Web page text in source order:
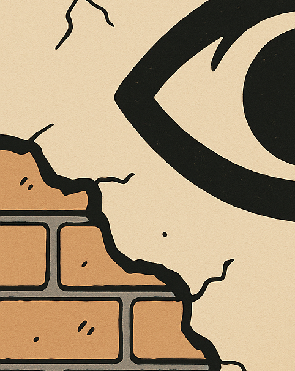
È MORTO MELO FRENI, VIVONO LE
Antonio Marino 4 Agosto 2026
Cultura e Società
A casa Freni, a pochi passi dal lungomare di Terme
CONTINUA A LEGGERE
Condividi:
“GUIDA
LIBRO CHE
IL TERRITORIO